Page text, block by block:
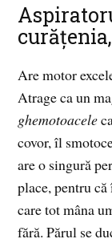
Are motor
Atrage ca un
ghemotoacele
covor, îl
are o singură
place, pentru
care tot mâna
fără. Părul se